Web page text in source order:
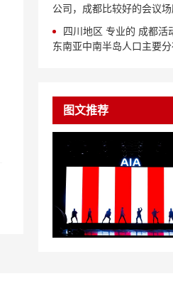
公司，成都比较好的会议
四川地区 专业的 成都活
东南亚中南半岛人口主要
图文推荐